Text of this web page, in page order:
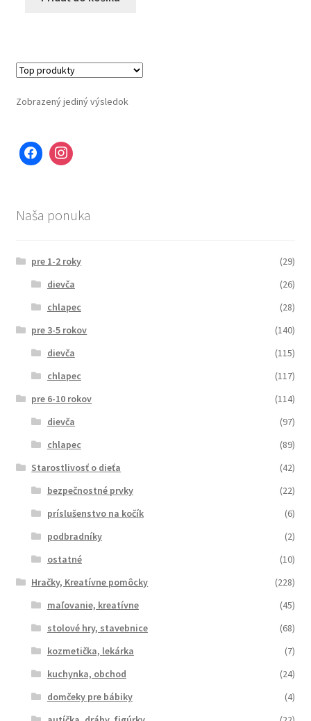
Zobrazený jediný výsledok
Naša ponuka
pre 1-2 roky
(29)
dievča
(26)
chlapec
(28)
pre 3-5 rokov
(140)
dievča
(115)
chlapec
(117)
pre 6-10 rokov
(114)
dievča
(97)
chlapec
(89)
Starostlivosť o dieťa
(42)
bezpečnostné prvky
(22)
príslušenstvo na kočík
(6)
podbradníky
(2)
ostatné
(10)
Hračky, Kreatívne pomôcky
(228)
maľovanie, kreatívne
(45)
stolové hry, stavebnice
(68)
kozmetička, lekárka
(7)
kuchynka, obchod
(24)
domčeky pre bábiky
(4)